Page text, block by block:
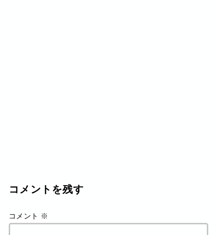
コメントを残す
コメント ※